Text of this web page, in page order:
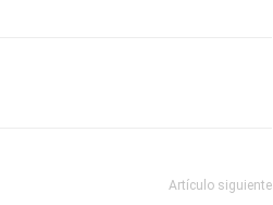
Artículo siguiente